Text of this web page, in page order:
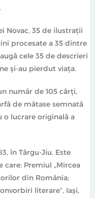
Novac, 35 de ilustrații
procesate a 35 dintre
cele 35 de descrieri
și-au pierdut viața.
număr de 105 cărți,
de mătase semnată
o lucrare originală a
în Târgu-Jiu. Este
Premiul „Mircea
din România;
literare”, Iași,